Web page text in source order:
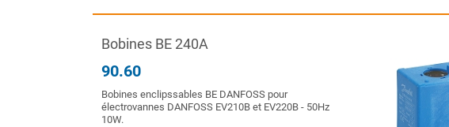
Bobines BE 240A
90.60
Bobines enclipssables BE DANFOSS pour
électrovannes DANFOSS EV210B et EV220B - 50Hz
10W.